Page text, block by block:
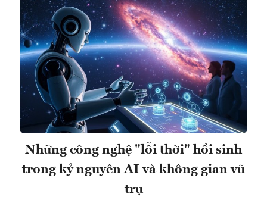
Những công nghệ "lỗi thời" hồi sinh
trong kỷ nguyên AI và không gian vũ
trụ